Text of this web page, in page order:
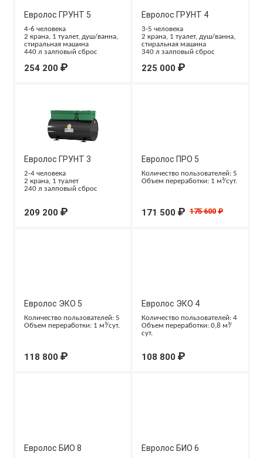
Евролос ГРУНТ 5
4-6 человека
2 крана, 1 туалет, душ/ванна,
стиральная машина
440 л залповый сброс
254 200 ₽
Евролос ГРУНТ 4
3-5 человека
2 крана, 1 туалет, душ/ванна,
стиральная машина
340 л залповый сброс
225 000 ₽
Евролос ГРУНТ 3
2-4 человека
2 крана, 1 туалет
240 л залповый сброс
209 200 ₽
Евролос ПРО 5
Количество пользователей: 5
Объем переработки: 1 м³/сут.
171 500 ₽ 175 600 ₽
Евролос ЭКО 5
Количество пользователей: 5
Объем переработки: 1 м³/сут.
118 800 ₽
Евролос ЭКО 4
Количество пользователей: 4
Объем переработки: 0,8 м³/
сут.
108 800 ₽
Евролос БИО 8 Евролос БИО 6